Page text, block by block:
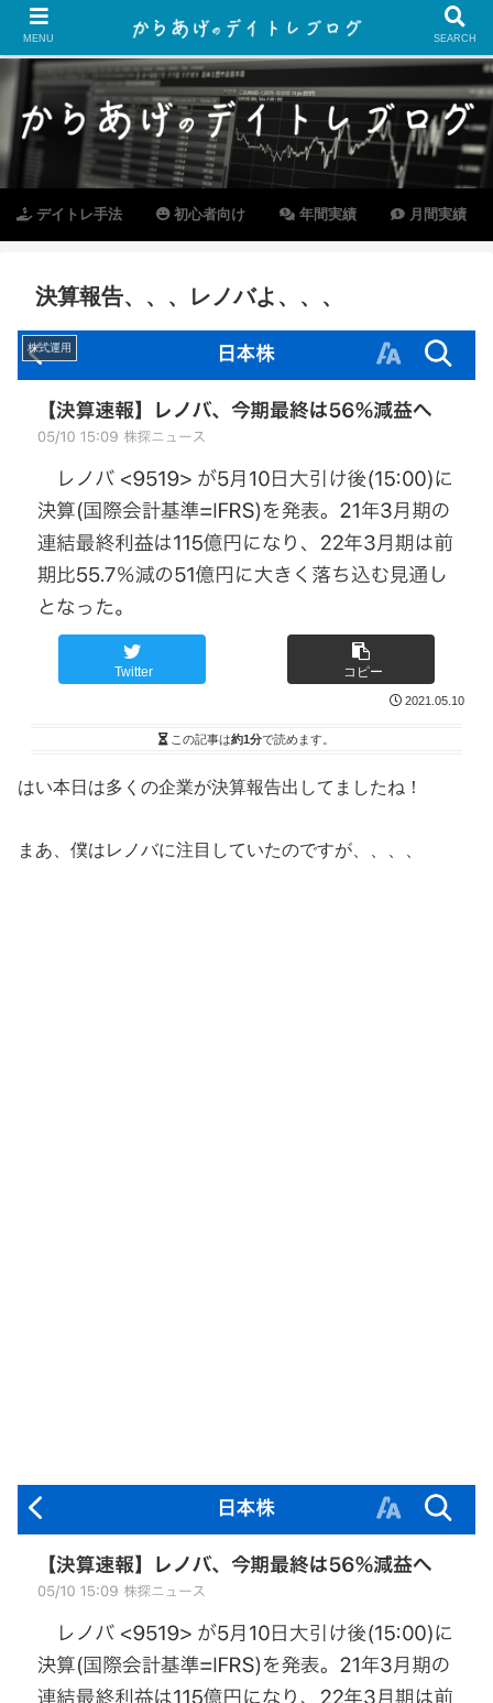
デイトレ手法 初心者向け 年間実績 月間実績
決算報告、、、レノバよ、、、
株式運用
Twitter コピー
2021.05.10
この記事は約1分で読めます。
はい本日は多くの企業が決算報告出してましたね！
まあ、僕はレノバに注目していたのですが、、、、
MENU SEARCH